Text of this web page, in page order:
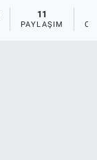
11
PAYLAŞIM